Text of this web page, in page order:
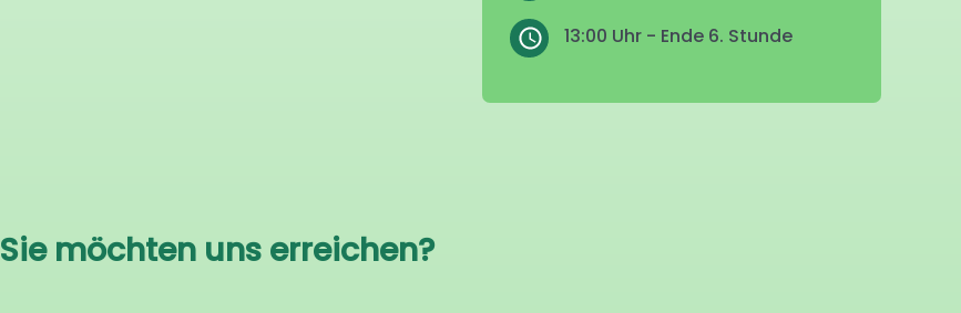
13:00 Uhr - Ende 6. Stunde
Sie möchten uns erreichen?